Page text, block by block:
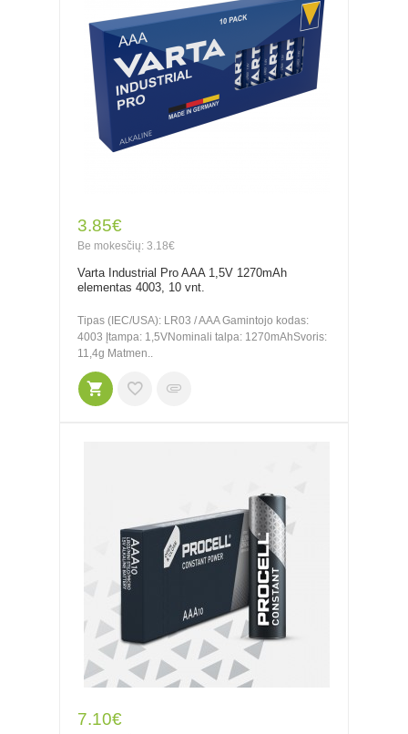
3.85€
Be mokesčių: 3.18€
Varta Industrial Pro AAA 1,5V 1270mAh
elementas 4003, 10 vnt.
Tipas (IEC/USA): LR03 / AAA Gamintojo kodas:
4003 Įtampa: 1,5VNominali talpa: 1270mAhSvoris:
11,4g Matmen..
7.10€